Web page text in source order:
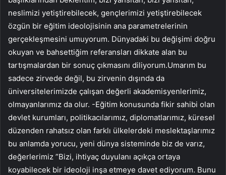
neslimizi yetiştirebilecek, gençlerimizi yetiştirebilecek
özgün bir eğitim ideolojisinin ana parametrelerinin
gerçekleşmesini umuyorum. Dünyadaki bu değişimi doğru
okuyan ve bahsettiğim referansları dikkate alan bu
tartışmalardan bir sonuç çıkmasını diliyorum.Umarım bu
sadece zirvede değil, bu zirvenin dışında da
üniversitelerimizde çalışan değerli akademisyenlerimiz,
olmayanlarımız da olur. -Eğitim konusunda fikir sahibi olan
devlet kurumları, politikacılarımız, diplomatlarımız, küresel
düzenden rahatsız olan farklı ülkelerdeki meslektaşlarımız
bu anlamda yorucu, yeni dünya sisteminde biz de varız,
değerlerimiz ​​”Bizi, ihtiyaç duyulanı açıkça ortaya
koyabilecek bir ideoloji inşa etmeye davet ediyorum. Bunu